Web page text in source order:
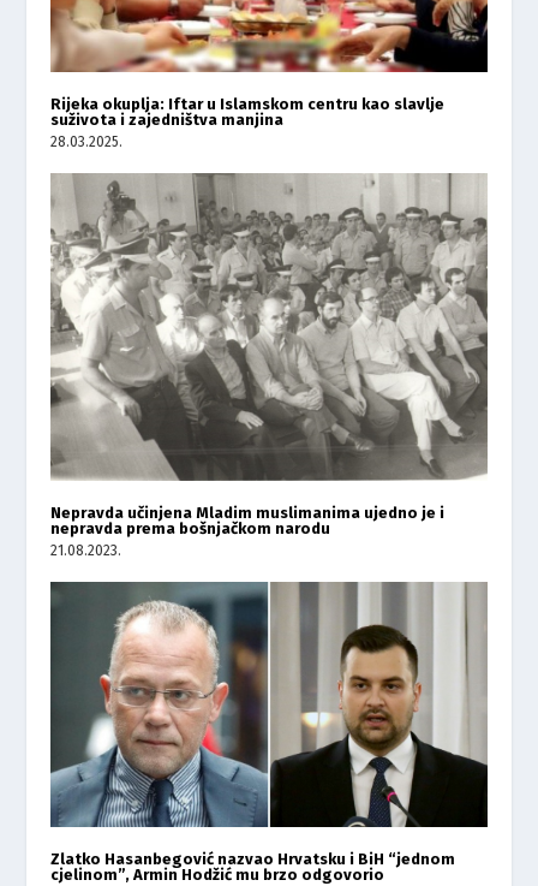
Rijeka okuplja: Iftar u Islamskom centru kao slavlje
suživota i zajedništva manjina
28.03.2025.
Nepravda učinjena Mladim muslimanima ujedno je i
nepravda prema bošnjačkom narodu
21.08.2023.
Zlatko Hasanbegović nazvao Hrvatsku i BiH “jednom
cjelinom”, Armin Hodžić mu brzo odgovorio